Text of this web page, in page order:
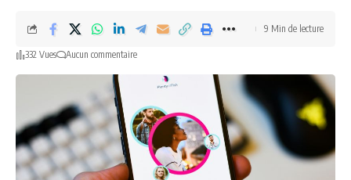
332 Vues Aucun commentaire
9 Min de lecture